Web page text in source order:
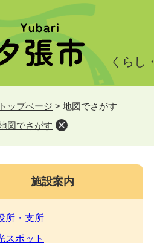
くらし・
トップページ > 地図でさがす
図でさがす
施設案内
所・支所
スポット